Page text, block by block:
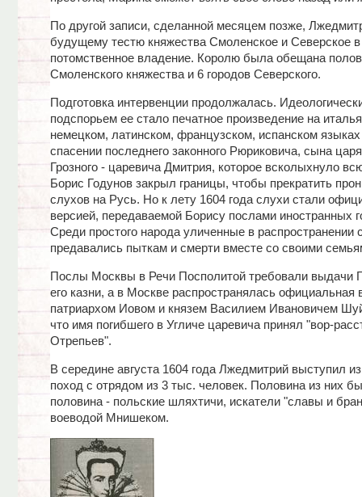
По другой записи, сделанной месяцем позже,
будущему тестю княжества Смоленское и Северское в
потомственное владение. Королю была обещана
Смоленского княжества и 6 городов Северского.
Подготовка интервенции продолжалась.
подспорьем ее стало печатное произведение на
немецком, латинском, французском, испанском
спасении последнего законного Рюриковича, сына
Грозного - царевича Дмитрия, которое всколыхнуло
Борис Годунов закрыл границы, чтобы прекратить
слухов на Русь. Но к лету 1604 года слухи стали
версией, передаваемой Борису послами иностранных
Среди простого народа уличенные в распространении
предавались пыткам и смерти вместе со своими
Послы Москвы в Речи Посполитой требовали выдачи
его казни, а в Москве распространялась официальная
патриархом Иовом и князем Василием Ивановичем
что имя погибшего в Угличе царевича принял "вор-
Отрепьев".
В середине августа 1604 года Лжедмитрий выступил
поход с отрядом из 3 тыс. человек. Половина из них
половина - польские шляхтичи, искатели "славы и
воеводой Мнишеком.